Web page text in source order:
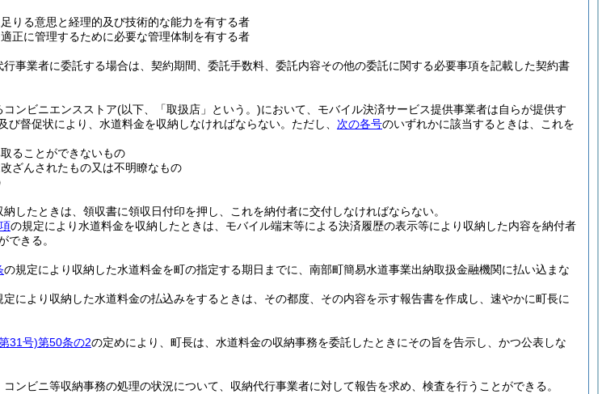
りる意思と経理的及び技術的な能力を有する者
正に管理するために必要な管理体制を有する者
事業者に委託する場合は、契約期間、委託手数料、委託内容その他の委託に関する必要事項を記載した契約書
ンビニエンスストア(以下、「取扱店」という。)において、モバイル決済サービス提供事業者は自らが提供す
督促状により、水道料金を収納しなければならない。 ただし、 次の各号のいずれかに該当するときは、これを
ることができないもの
ざんされたもの又は不明瞭なもの
したときは、領収書に領収日付印を押し、これを納付者に交付しなければならない。
の規定により水道料金を収納したときは、モバイル端末等による決済履歴の表示等により収納した内容を納付者
できる。
の規定により収納した水道料金を町の指定する期日までに、南部町簡易水道事業出納取扱金融機関に払い込まな
定により収納した水道料金の払込みをするときは、その都度、その内容を示す報告書を作成し、速やかに町長に
31号)第50条の2の定めにより、町長は、水道料金の収納事務を委託したときにその旨を告示し、かつ公表しな
ンビニ等収納事務の処理の状況について、収納代行事業者に対して報告を求め、検査を行うことができる。